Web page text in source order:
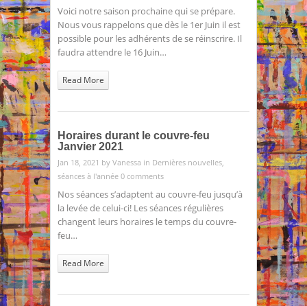
Inscriptions
saison
2023
Voici notre saison prochaine qui se prépare.
Nous vous rappelons que dès le 1er Juin il est
possible pour les adhérents de se réinscrire. Il
faudra attendre le 16 Juin…
Read More
Horaires durant le couvre-feu
Janvier 2021
Jan 18, 2021 by Vanessa in Dernières nouvelles,
séances à l'année 0 comments
Nos séances s’adaptent au couvre-feu jusqu’à
la levée de celui-ci! Les séances régulières
changent leurs horaires le temps du couvre-
feu…
Read More